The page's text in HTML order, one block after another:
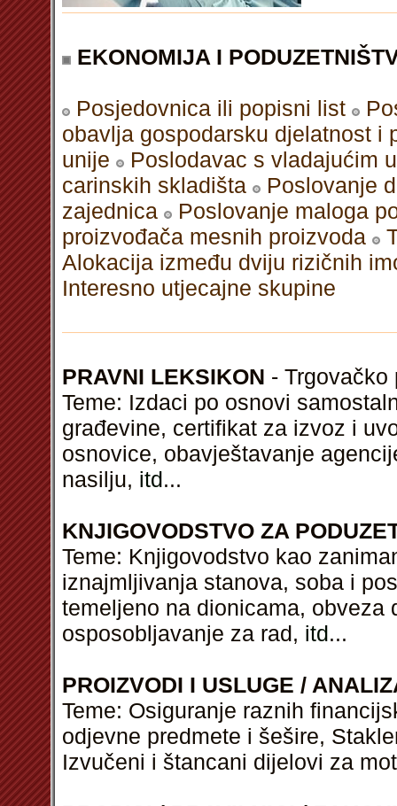
EKONOMIJA I
Posjedovnica ili popisni list
obavlja gospodarsku djelatnost i
unije
Poslodavac s vladajućim
carinskih skladišta
Poslovanje
zajednica
Poslovanje maloga
proizvođača mesnih proizvoda
Alokacija između dviju rizičnih
Interesno utjecajne skupine
PRAVNI LEKSIKON - Trgovačko
Teme: Izdaci po osnovi
građevine, certifikat za izvoz i
osnovice, obavještavanje
nasilju, itd...
KNJIGOVODSTVO ZA
Teme: Knjigovodstvo kao
iznajmljivanja stanova, soba i
temeljeno na dionicama, obveza
osposobljavanje za rad, itd...
PROIZVODI I USLUGE /
Teme: Osiguranje raznih
odjevne predmete i šešire,
Izvučeni i štancani dijelovi za